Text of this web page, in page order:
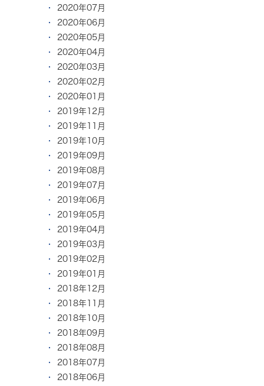
2020年07月
2020年06月
2020年05月
2020年04月
2020年03月
2020年02月
2020年01月
2019年12月
2019年11月
2019年10月
2019年09月
2019年08月
2019年07月
2019年06月
2019年05月
2019年04月
2019年03月
2019年02月
2019年01月
2018年12月
2018年11月
2018年10月
2018年09月
2018年08月
2018年07月
2018年06月